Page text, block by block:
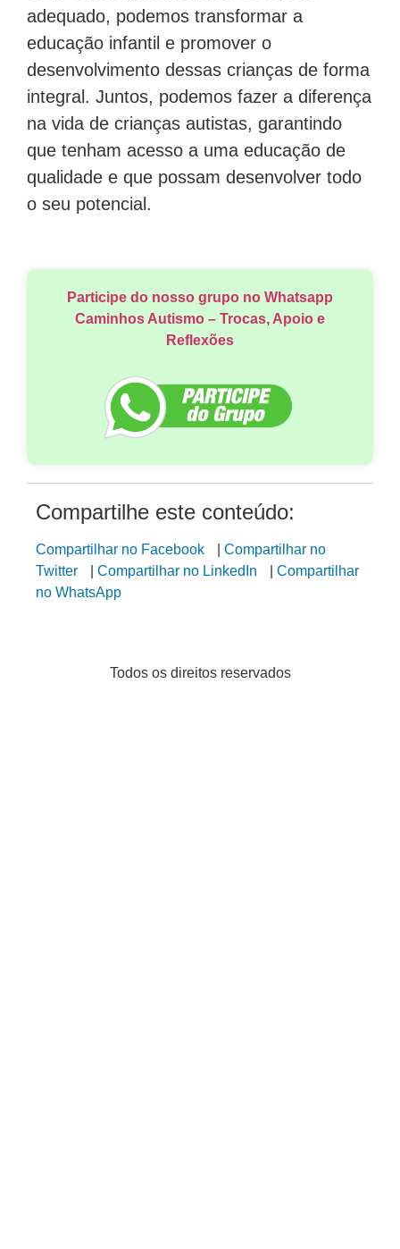
adequado, podemos transformar a
educação infantil e promover o
desenvolvimento dessas crianças de forma
integral. Juntos, podemos fazer a diferença
na vida de crianças autistas, garantindo
que tenham acesso a uma educação de
qualidade e que possam desenvolver todo
o seu potencial.
Participe do nosso grupo no Whatsapp
Caminhos Autismo – Trocas, Apoio e
Reflexões
Compartilhe este conteúdo:
Compartilhar no Facebook
Compartilhar no
Twitter
Compartilhar no LinkedIn
Compartilhar
no WhatsApp
Todos os direitos reservados